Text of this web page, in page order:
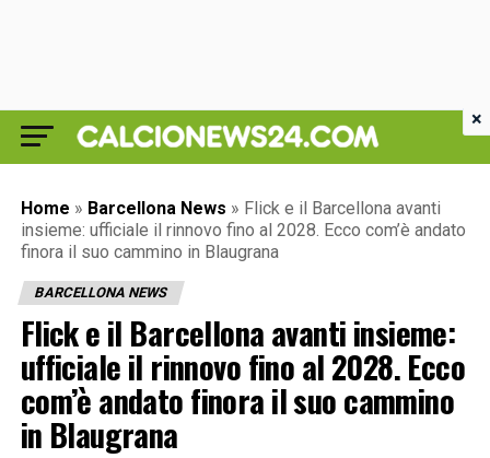
Home » Barcellona News » Flick e il Barcellona avanti
insieme: ufficiale il rinnovo fino al 2028. Ecco com’è andato
finora il suo cammino in Blaugrana
BARCELLONA NEWS
Flick e il Barcellona avanti insieme:
ufficiale il rinnovo fino al 2028. Ecco
com’è andato finora il suo cammino
in Blaugrana
×